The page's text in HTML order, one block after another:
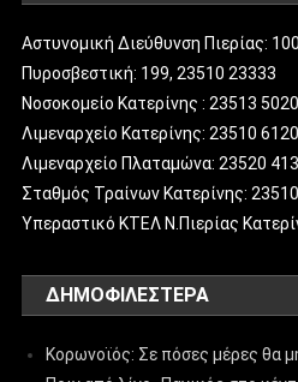
Αστυνομική Διεύθυνση Πιερίας:
Πυροσβεστική: 199, 23510 23333
Νοσοκομείο Κατερίνης : 23513
Λιμεναρχείο Κατερίνης: 23510
Λιμεναρχείο Πλαταμώνα: 23520
Σταθμός Τραίνων Κατερίνης:
Υπεραστικό ΚΤΕΛ Ν.Πιερίας
ΔΗΜΟΦΙΛΈΣΤΕΡΑ
Κορωνοϊός: Σε πόσες μέρες θα